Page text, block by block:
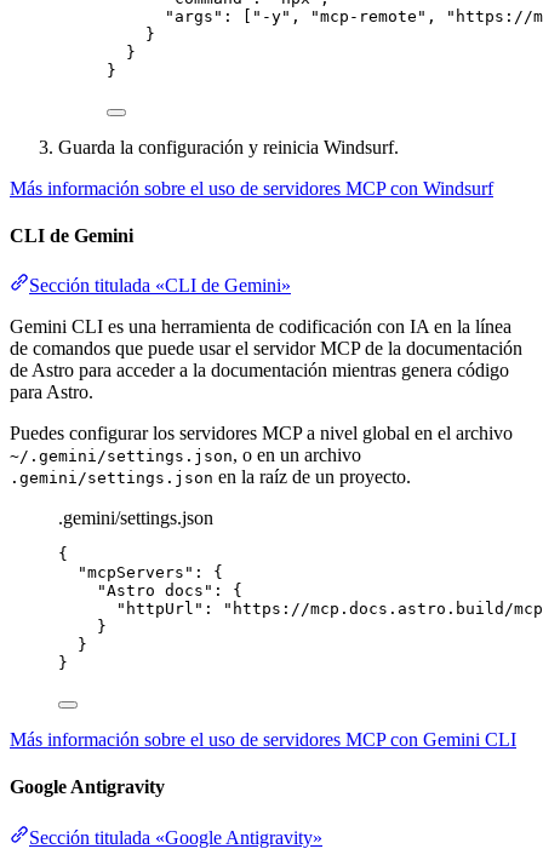
"args" : [ " -y" , "mcp-remote " , " https://
}
}
}
Guarda la configuración y reinicia Windsurf.
Más información sobre el uso de servidores MCP con Windsurf
CLI de Gemini
Sección titulada «CLI de Gemini»
Gemini CLI es una herramienta de codificación con IA en la línea
de comandos que puede usar el servidor MCP de la documentación
de Astro para acceder a la documentación mientras genera código
para Astro.
Puedes configurar los servidores MCP a nivel global en el archivo
~/.gemini/settings.json, o en un archivo
.gemini/settings.json en la raíz de un proyecto.
.gemini/settings.json
{
"mcpServers" : {
"Astro docs" : {
"httpUrl" : " https://mcp.docs.astro.build/mcp
}
}
}
Más información sobre el uso de servidores MCP con Gemini CLI
Google Antigravity
Sección titulada «Google Antigravity»